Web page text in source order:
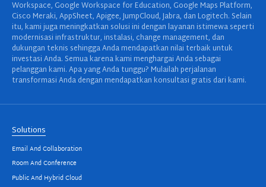
Workspace, Google Workspace for Education, Google Maps Platform,
Cisco Meraki, AppSheet, Apigee, JumpCloud, Jabra, dan Logitech. Selain
itu, kami juga meningkatkan solusi ini dengan layanan istimewa seperti
modernisasi infrastruktur, instalasi, change management, dan
dukungan teknis sehingga Anda mendapatkan nilai terbaik untuk
investasi Anda. Semua karena kami menghargai Anda sebagai
pelanggan kami. Apa yang Anda tunggu? Mulailah perjalanan
transformasi Anda dengan mendapatkan konsultasi gratis dari kami.
Solutions
Email And Collaboration
Room And Conference
Public And Hybrid Cloud